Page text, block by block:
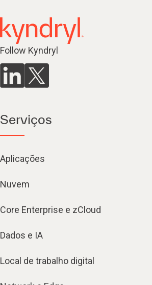
Follow Kyndryl
Serviços
Aplicações
Nuvem
Core Enterprise e zCloud
Dados e IA
Local de trabalho digital